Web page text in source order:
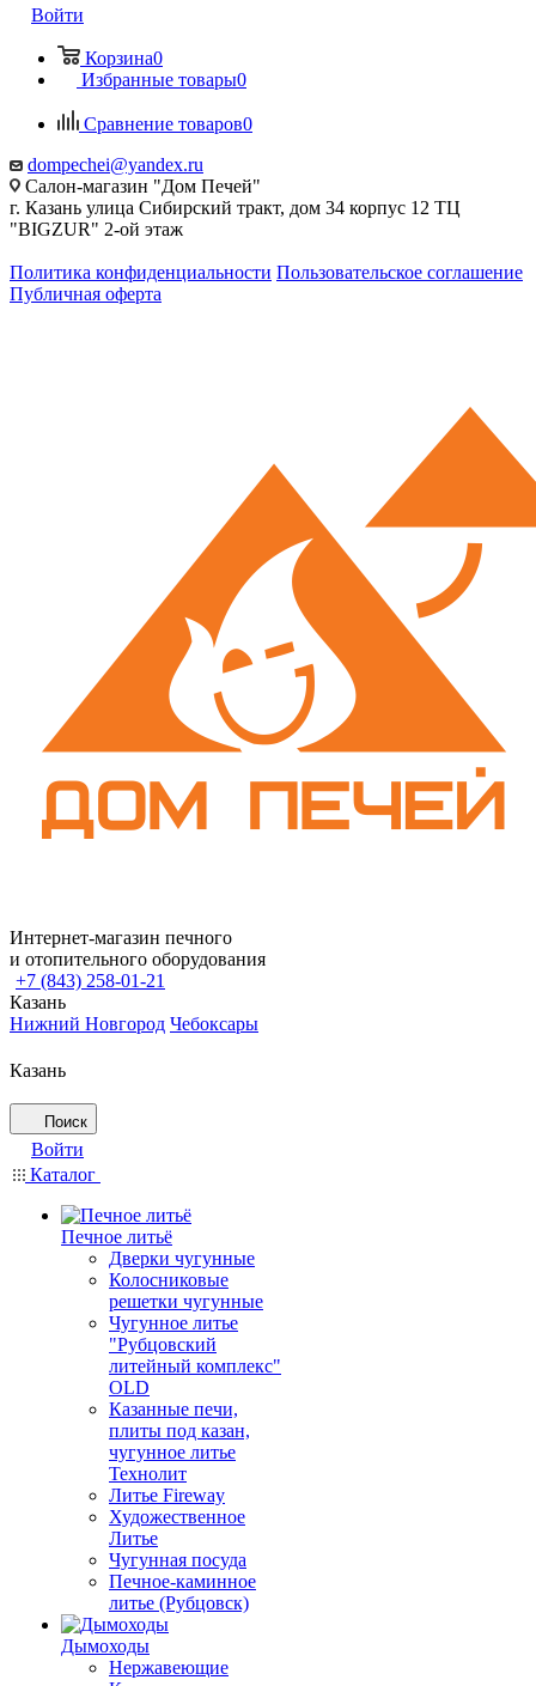
Войти
Корзина0
Избранные товары0
Сравнение товаров0
dompechei@yandex.ru
Салон-магазин "Дом Печей"
г. Казань улица Сибирский тракт, дом 34 корпус 12 ТЦ
"BIGZUR" 2-ой этаж
Политика конфиденциальности Пользовательское соглашение
Публичная оферта
Интернет-магазин печного
и отопительного оборудования
+7 (843) 258-01-21
Казань
Нижний Новгород Чебоксары
Казань
Поиск
Войти
Каталог
Печное литьё
Дверки чугунные
Колосниковые
решетки чугунные
Чугунное литье
"Рубцовский
литейный комплекс"
OLD
Казанные печи,
плиты под казан,
чугунное литье
Технолит
Литье Fireway
Художественное
Литье
Чугунная посуда
Печное-каминное
литье (Рубцовск)
Дымоходы
Нержавеющие